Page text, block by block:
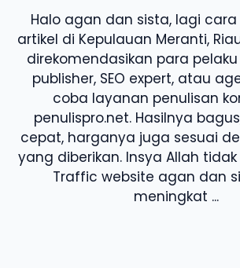
Halo agan dan sista, lagi
artikel di Kepulauan Meranti,
direkomendasikan para pelaku
publisher, SEO expert, atau
coba layanan penulisan
penulispro.net. Hasilnya
cepat, harganya juga sesuai
yang diberikan. Insya Allah
Traffic website agan dan
meningkat ...